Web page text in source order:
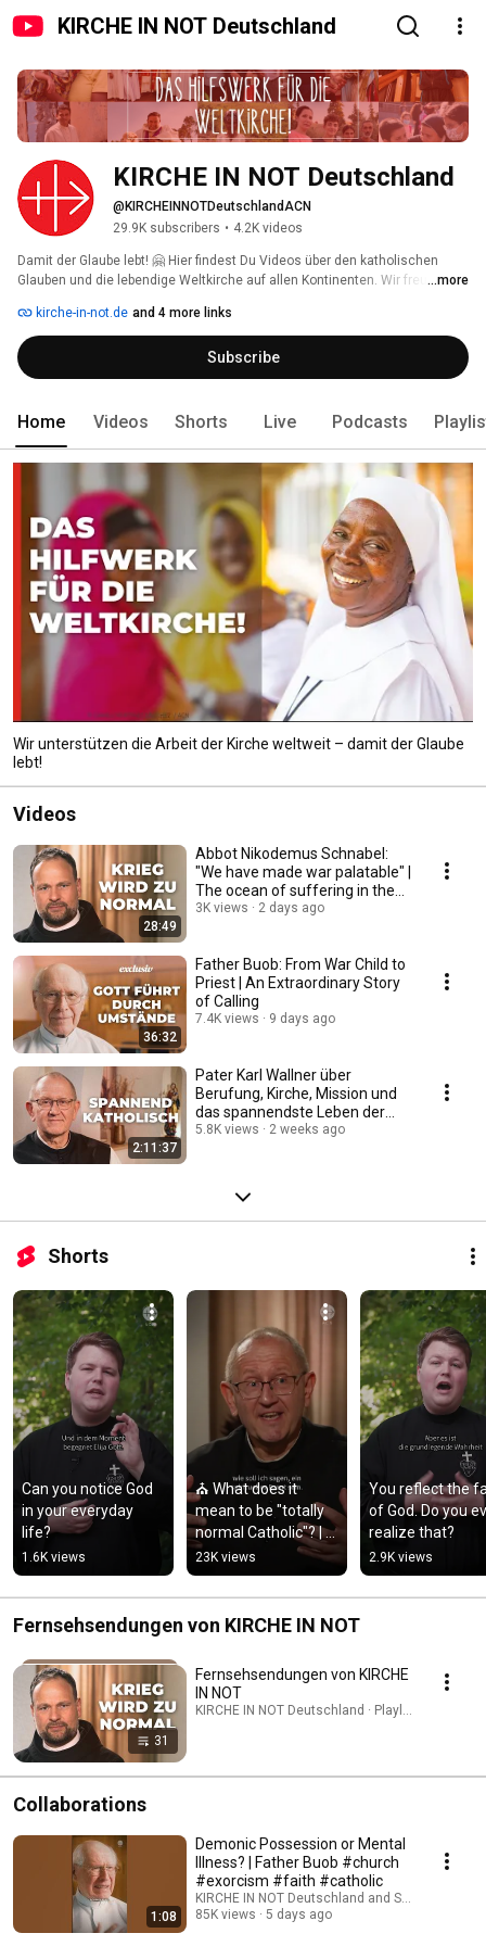
KIRCHE IN NOT Deutschland
KIRCHE IN NOT Deutschland
@KIRCHEINNOTDeutschlandACN
29.9K subscribers • 4.2K videos
Damit der Glaube lebt! 🤗 Hier findest Du Videos über den katholischen
Glauben und die lebendige Weltkirche auf allen Kontinenten. Wir freuen uns
möchtest: Kanal abonnieren!
...more
kirche-in-not.de and 4 more links
Subscribe
Home Videos Shorts Live Podcasts
Wir unterstützen die Arbeit der Kirche weltweit – damit der Glaube
lebt!
Videos
28:49
Abbot Nikodemus Schnabel:
"We have made war palatable" |
The ocean of suffering in the
Holy Land
3K views 2 days ago
36:32
Father Buob: From War Child to
Priest | An Extraordinary Story
of Calling
7.4K views 9 days ago
2:11:37
Pater Karl Wallner über
Berufung, Kirche, Mission und
das spannendste Leben der
Welt #katholisch
5.8K views 2 weeks ago
Shorts
Can you notice God
in your everyday
life?
1.6K views
⛪ What does it
mean to be "totally
normal Catholic"? |
Father Karl Wallner
23K views
You reflect the
of God. Do you
realize that?
2.9K views
Fernsehsendungen von KIRCHE IN NOT
31
Fernsehsendungen von KIRCHE
IN NOT
KIRCHE IN NOT Deutschland · Playlist
Collaborations
1:08
Demonic Possession or Mental
Illness? | Father Buob #church
#exorcism #faith #catholic
KIRCHE IN NOT Deutschland and St. Ulrich
85K views
5 days ago